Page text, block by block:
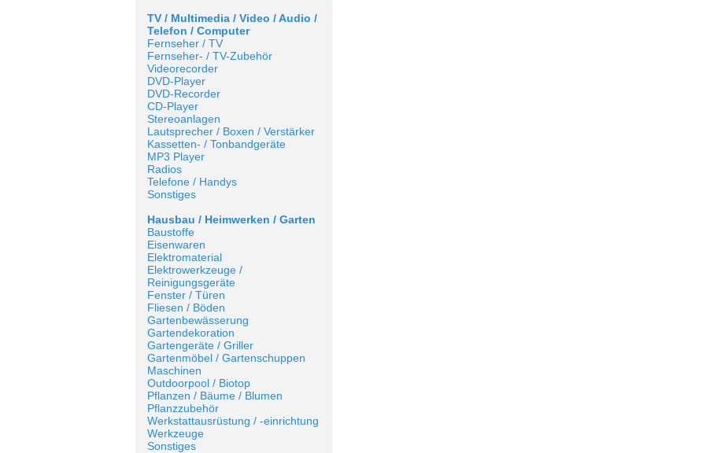
TV / Multimedia / Video / Audio /
Telefon / Computer
Fernseher / TV
Fernseher- / TV-Zubehör
Videorecorder
DVD-Player
DVD-Recorder
CD-Player
Stereoanlagen
Lautsprecher / Boxen / Verstärker
Kassetten- / Tonbandgeräte
MP3 Player
Radios
Telefone / Handys
Sonstiges
Hausbau / Heimwerken / Garten
Baustoffe
Eisenwaren
Elektromaterial
Elektrowerkzeuge /
Reinigungsgeräte
Fenster / Türen
Fliesen / Böden
Gartenbewässerung
Gartendekoration
Gartengeräte / Griller
Gartenmöbel / Gartenschuppen
Maschinen
Outdoorpool / Biotop
Pflanzen / Bäume / Blumen
Pflanzzubehör
Werkstattausrüstung / -einrichtung
Werkzeuge
Sonstiges